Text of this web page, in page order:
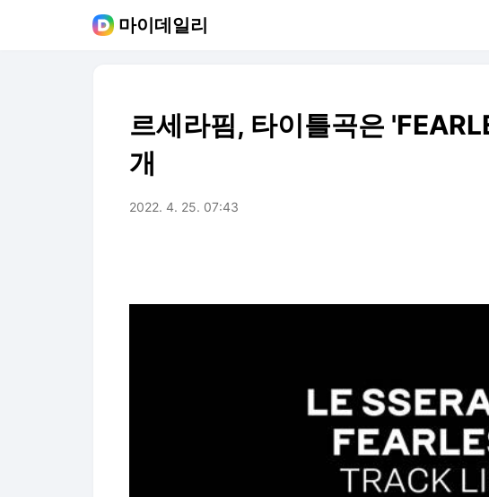
마이데일리
르세라핌, 타이틀곡은
개
2022. 4. 25. 07:43